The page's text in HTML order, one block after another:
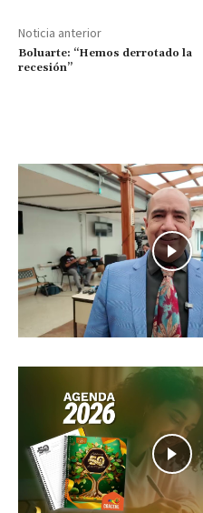
Noticia anterior
Boluarte: “Hemos derrotado la
recesión”